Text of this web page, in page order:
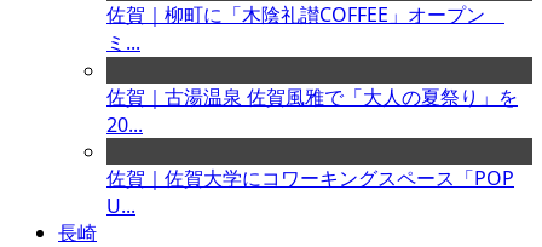
佐賀｜柳町に「木陰礼讃COFFEE」オープン
ミ...
佐賀｜古湯温泉 佐賀風雅で「大人の夏祭り」を
20...
佐賀｜佐賀大学にコワーキングスペース「POP
U...
長崎